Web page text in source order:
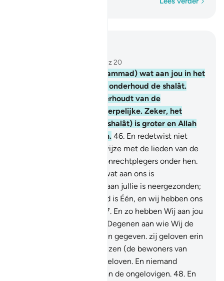
Hoofdstuk 29, Pagina 401, Juz 20
Draag voor (O Moehammad) wat aan jou in het
Boek geopenbaard is en onderhoud de shalât.
Voorwaat, de shalât weerhoudt van de
gruweldaad en het verwerpelijke. Zeker, het
gedenken van Allah (de shalât) is groter en Allah
weet wat jullie bedrijven. 46. En redetwist niet
anders dan op de beste wijze met de lieden van de
Schrift, behalve met de onrechtplegers onder hen.
En zegt: "Wij geloven in wat aan ons is
neergezonden en in wat aan jullie is neergezonden;
en onze God en jullie God is Één, en wij hebben ons
47. En zo hebben Wij aan jou
het Boek neergezonden. Degenen aan wie Wij de
Schrift (de Taurât) hebben gegeven. zij geloven erin
(in de Koran) en onder dezen (de bewoners van
Mekkah) zijn er die erin geloven. En niemand
verwerpt Onze Verzen dan de ongelovigen. 48. En